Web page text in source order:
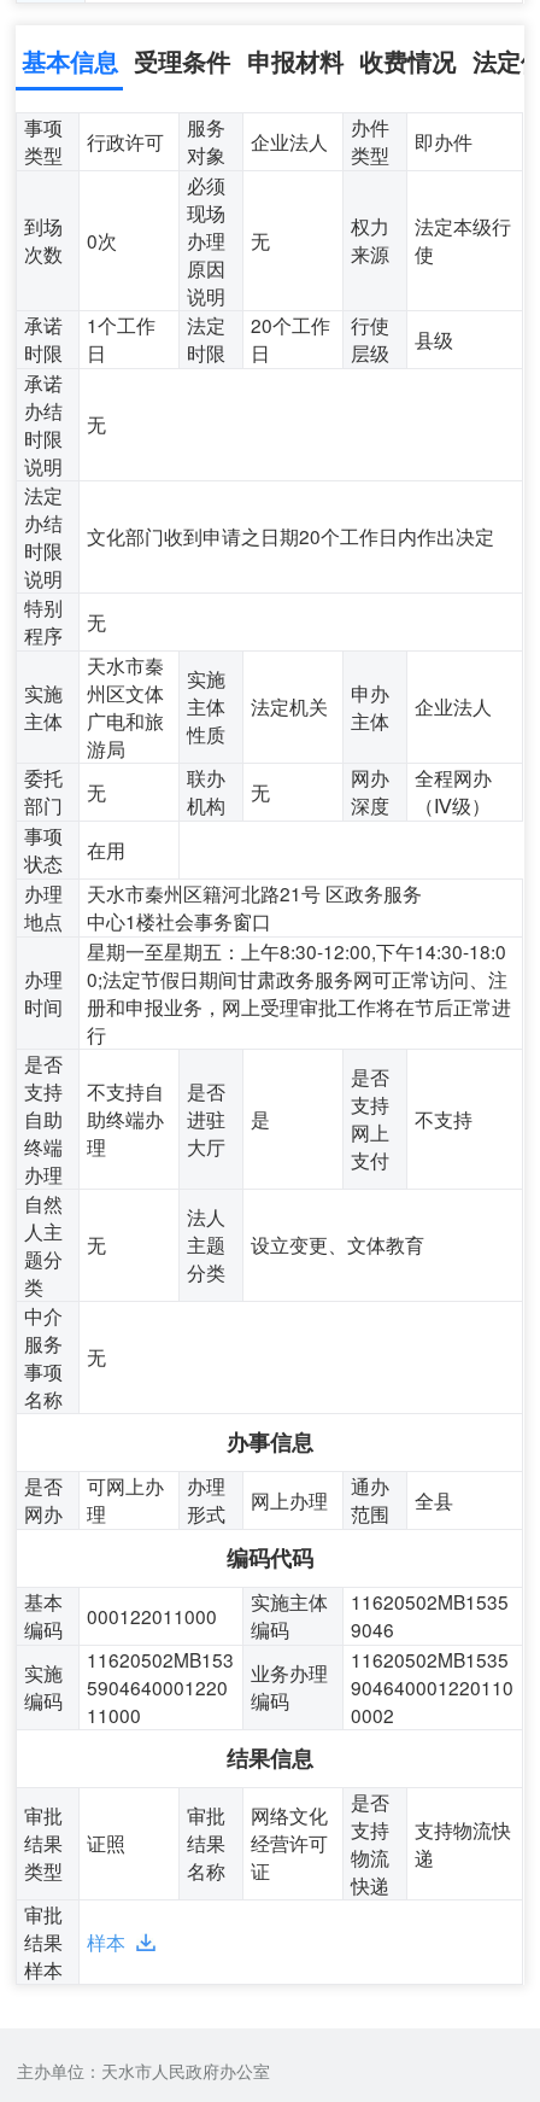
基本信息 受理条件 申报材料 收费情况 法定
事项
类型
行政许可
服务
对象
企业法人
办件
类型
即办件
到场
次数
0次
必须
现场
办理
原因
说明
无
权力
来源
法定本级行
使
承诺
时限
1个工作
日
法定
时限
20个工作
日
行使
层级
县级
承诺
办结
时限
说明
无
法定
办结
时限
说明
文化部门收到申请之日期20个工作日内作出决定
特别
程序
无
实施
主体
天水市秦
州区文体
广电和旅
游局
实施
主体
性质
法定机关
申办
主体
企业法人
委托
部门
无
联办
机构
无
网办
深度
全程网办
（Ⅳ级）
事项
状态
在用
办理
地点
天水市秦州区籍河北路21号 区政务服务
中心1楼社会事务窗口
办理
时间
星期一至星期五：上午8:30-12:00,下午14:30-18:0
0;法定节假日期间甘肃政务服务网可正常访问、注
册和申报业务，网上受理审批工作将在节后正常进
行
是否
支持
自助
终端
办理
不支持自
助终端办
理
是否
进驻
大厅
是
是否
支持
网上
支付
不支持
自然
人主
题分
类
无
法人
主题
分类
设立变更、文体教育
中介
服务
事项
名称
无
办事信息
是否
网办
可网上办
理
办理
形式
网上办理
通办
范围
全县
编码代码
基本
编码
000122011000
实施主体
编码
11620502MB1535
9046
实施
编码
11620502MB153
5904640001220
11000
业务办理
编码
11620502MB1535
904640001220110
0002
结果信息
审批
结果
类型
证照
审批
结果
名称
网络文化
经营许可
证
是否
支持
物流
快递
支持物流快
递
审批
结果
样本
样本
主办单位：天水市人民政府办公室